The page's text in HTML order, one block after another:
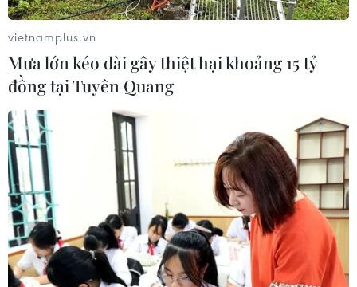
Cuộc thi ảnh 'Khoảnh khắc SEA Games 31' do Hội nghệ sĩ Nhiếp
ảnh Việt Nam tổ chức, thu hút 2.083 tác phẩm gồm 1.963 ảnh
đơn và 120 ảnh bộ của 237 tác giả từ 28 tỉnh/thành phố.
(Ảnh: NSNA VN)
vietnamplus.vn
Mưa lớn kéo dài gây thiệt hại khoảng 15 tỷ
đồng tại Tuyên Quang